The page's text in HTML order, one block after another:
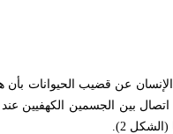
عن قضيب الحيوانات بأن
بين الجسمين الكهفيين
2).